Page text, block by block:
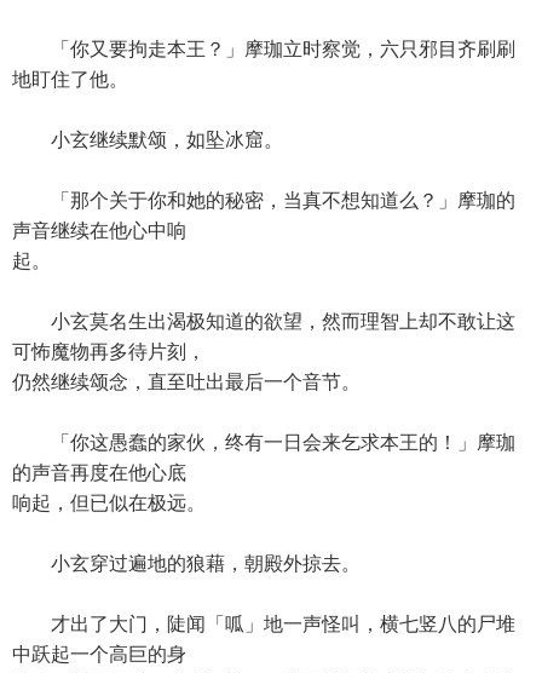
「你又要拘走本王？」摩珈立时察觉，六只邪目齐刷刷
地盯住了他。
小玄继续默颂，如坠冰窟。
「那个关于你和她的秘密，当真不想知道么？」摩珈的
声音继续在他心中响
起。
小玄莫名生出渴极知道的欲望，然而理智上却不敢让这
可怖魔物再多待片刻，
仍然继续颂念，直至吐出最后一个音节。
「你这愚蠢的家伙，终有一日会来乞求本王的！」摩珈
的声音再度在他心底
响起，但已似在极远。
小玄穿过遍地的狼藉，朝殿外掠去。
才出了大门，陡闻「呱」地一声怪叫，横七竖八的尸堆
中跃起一个高巨的身